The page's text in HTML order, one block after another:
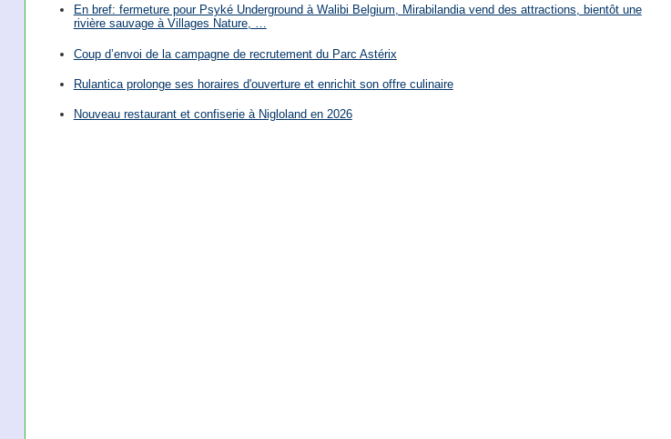
En bref: fermeture pour Psyké Underground à Walibi Belgium, Mirabilandia vend des attractions, bientôt une
rivière sauvage à Villages Nature, …
Coup d’envoi de la campagne de recrutement du Parc Astérix
Rulantica prolonge ses horaires d'ouverture et enrichit son offre culinaire
Nouveau restaurant et confiserie à Nigloland en 2026